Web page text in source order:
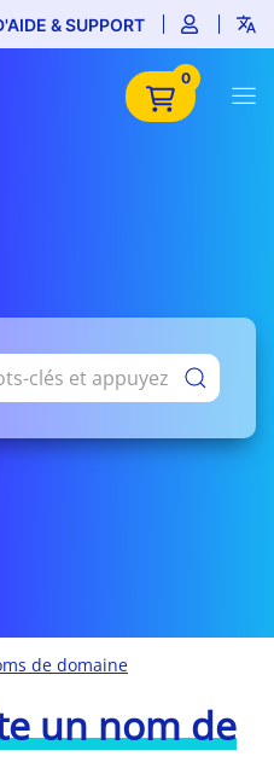
& SUPPORT
0
de domaine
un nom de